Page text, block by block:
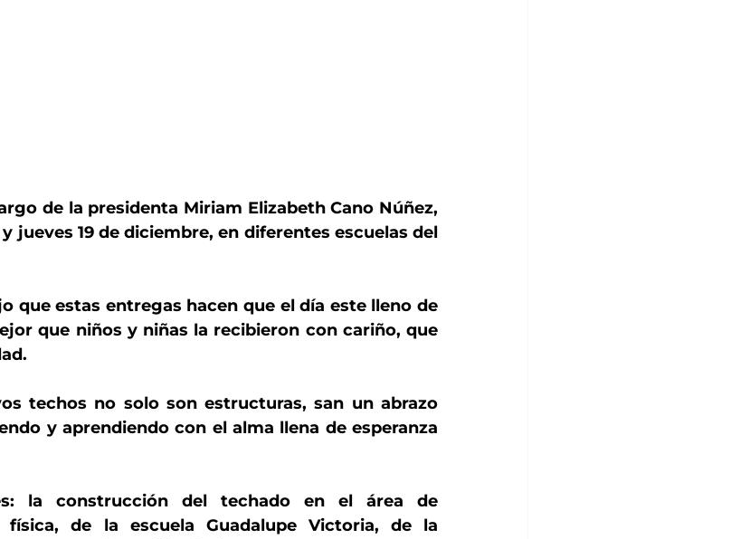
de la presidenta Miriam Elizabeth Cano Núñez,
jueves 19 de diciembre, en diferentes escuelas del
que estas entregas hacen que el día este lleno de
que niños y niñas la recibieron con cariño, que
techos no solo son estructuras, san un abrazo
y aprendiendo con el alma llena de esperanza
la construcción del techado en el área de
física, de la escuela Guadalupe Victoria, de la